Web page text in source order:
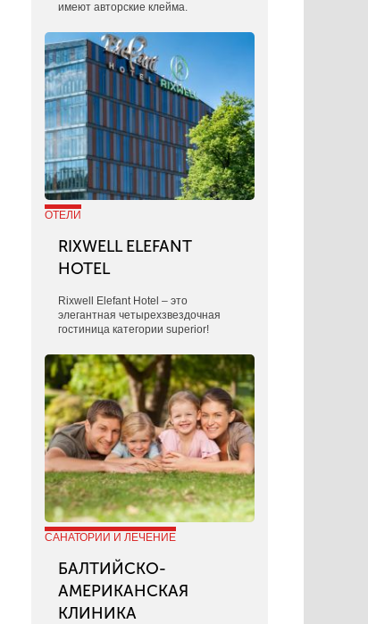
имеют авторские клейма.
ОТЕЛИ
RIXWELL ELEFANT
HOTEL
Rixwell Elefant Hotel ‒ это
элегантная четырехзвездочная
гостиница категории superior!
САНАТОРИИ И ЛЕЧЕНИЕ
БАЛТИЙСКО-
АМЕРИКАНСКАЯ
КЛИНИКА